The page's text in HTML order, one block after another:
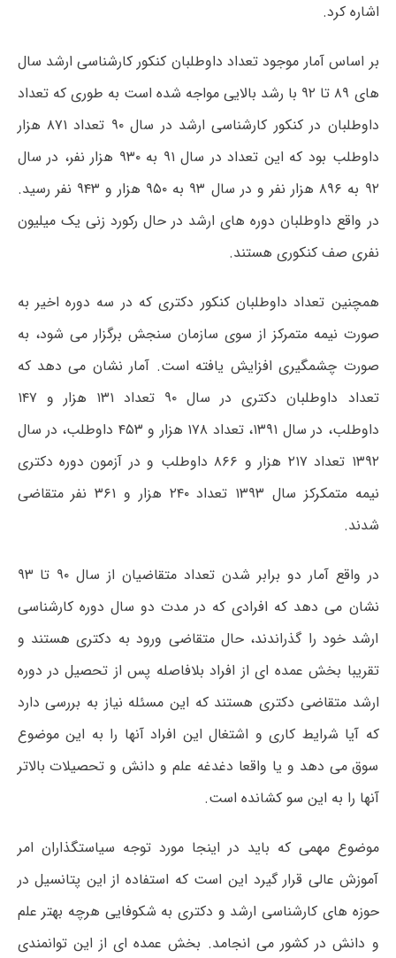
اشاره کرد.
بر اساس آمار موجود تعداد داوطلبان کنکور کارشناسی ارشد سال
های ۸۹ تا ۹۲ با رشد بالایی مواجه شده است به طوری که تعداد
داوطلبان در کنکور کارشناسی ارشد در سال ۹۰ تعداد ۸۷۱ هزار
داوطلب بود که این تعداد در سال ۹۱ به ۹۳۰ هزار نفر، در سال
۹۲ به ۸۹۶ هزار نفر و در سال ۹۳ به ۹۵۰ هزار و ۹۴۳ نفر رسید.
در واقع داوطلبان دوره های ارشد در حال رکورد زنی یک میلیون
نفری صف کنکوری هستند.
همچنین تعداد داوطلبان کنکور دکتری که در سه دوره اخیر به
صورت نیمه متمرکز از سوی سازمان سنجش برگزار می شود، به
صورت چشمگیری افزایش یافته است. آمار نشان می دهد که
تعداد داوطلبان دکتری در سال ۹۰ تعداد ۱۳۱ هزار و ۱۴۷
داوطلب، در سال ۱۳۹۱، تعداد ۱۷۸ هزار و ۴۵۳ داوطلب، در سال
۱۳۹۲ تعداد ۲۱۷ هزار و ۸۶۶ داوطلب و در آزمون دوره دکتری
نیمه متمکرکز سال ۱۳۹۳ تعداد ۲۴۰ هزار و ۳۶۱ نفر متقاضی
شدند.
در واقع آمار دو برابر شدن تعداد متقاضیان از سال ۹۰ تا ۹۳
نشان می دهد که افرادی که در مدت دو سال دوره کارشناسی
ارشد خود را گذراندند، حال متقاضی ورود به دکتری هستند و
تقریبا بخش عمده ای از افراد بلافاصله پس از تحصیل در دوره
ارشد متقاضی دکتری هستند که این مسئله نیاز به بررسی دارد
که آیا شرایط کاری و اشتغال این افراد آنها را به این موضوع
سوق می دهد و یا واقعا دغدغه علم و دانش و تحصیلات بالاتر
آنها را به این سو کشانده است.
موضوع مهمی که باید در اینجا مورد توجه سیاستگذاران امر
آموزش عالی قرار گیرد این است که استفاده از این پتانسیل در
حوزه های کارشناسی ارشد و دکتری به شکوفایی هرچه بهتر علم
و دانش در کشور می انجامد. بخش عمده ای از این توانمندی